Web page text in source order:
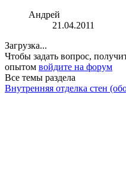
Андрей
21.04.2011
Загрузка...
Чтобы задать вопрос,
опытом войдите на форум
Все темы раздела
Внутренняя отделка стен